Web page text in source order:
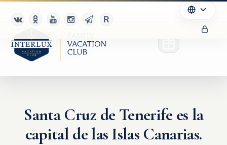
Santa Cruz de Tenerife es la
capital de las Islas Canarias.